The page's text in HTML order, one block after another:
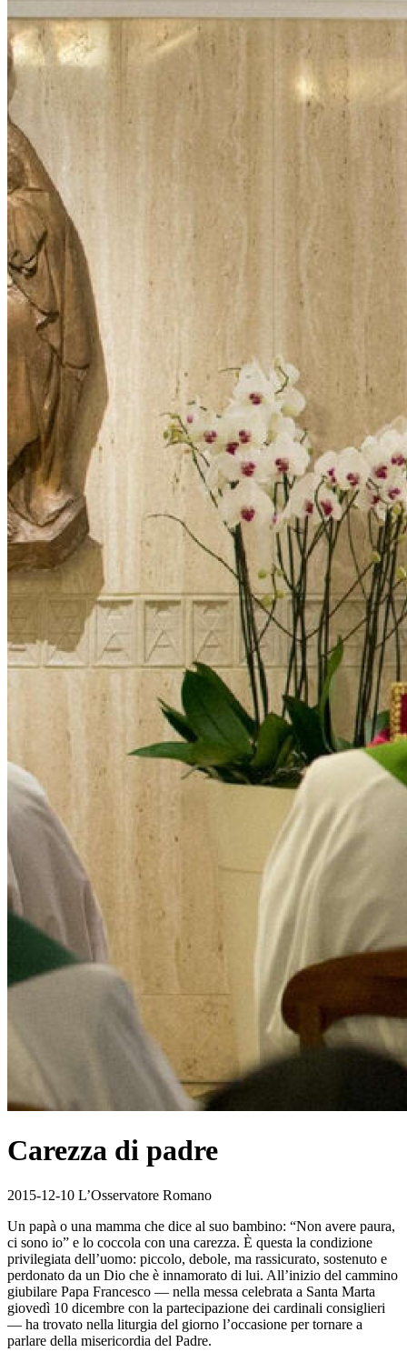
Carezza di padre
2015-12-10 L’Osservatore Romano
Un papà o una mamma che dice al suo bambino: “Non avere paura,
ci sono io” e lo coccola con una carezza. È questa la condizione
privilegiata dell’uomo: piccolo, debole, ma rassicurato, sostenuto e
perdonato da un Dio che è innamorato di lui. All’inizio del cammino
giubilare Papa Francesco — nella messa celebrata a Santa Marta
giovedì 10 dicembre con la partecipazione dei cardinali consiglieri
— ha trovato nella liturgia del giorno l’occasione per tornare a
parlare della misericordia del Padre.